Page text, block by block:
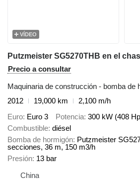
VÍDEO
Precio a consultar
Maquinaria de construcción - bomba de
2012
19,000 km
2,100 m/h
Euro Euro 3 Potencia 300 kW (408
Combustible diésel
Bomba de hormigón Putzmeister
secciones, 36 m, 150 m3/h
Presión 13 bar
China